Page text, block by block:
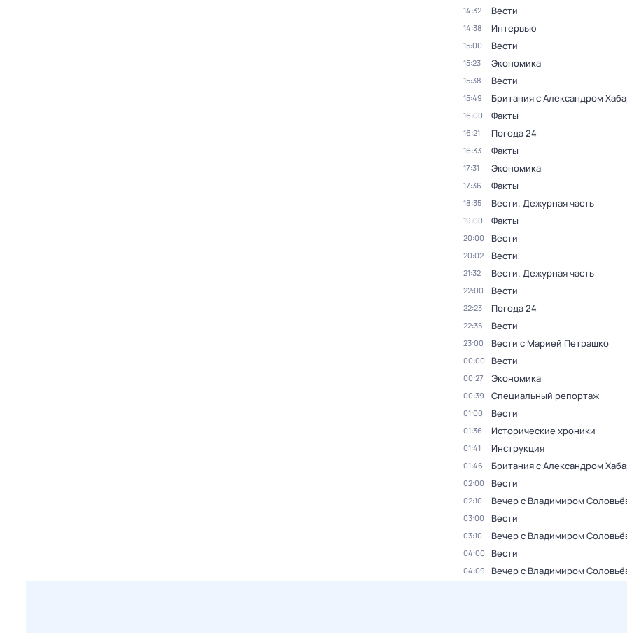
14:32 Вести
14:38 Интервью
15:00 Вести
15:23 Экономика
15:38 Вести
15:49 Британия с Александром
16:00 Факты
16:21 Погода 24
16:33 Факты
17:31 Экономика
17:36 Факты
18:35 Вести. Дежурная часть
19:00 Факты
20:00 Вести
20:02 Вести
21:32 Вести. Дежурная часть
22:00 Вести
22:23 Погода 24
22:35 Вести
23:00 Вести с Марией Петрашко
00:00 Вести
00:27 Экономика
00:39 Специальный репортаж
01:00 Вести
01:36 Исторические хроники
01:41 Инструкция
01:46 Британия с Александром
02:00 Вести
02:10 Вечер с Владимиром
03:00 Вести
03:10 Вечер с Владимиром
04:00 Вести
04:09 Вечер с Владимиром